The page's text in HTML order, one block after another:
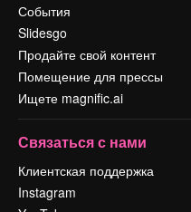
События
Slidesgo
Продайте свой контент
Помещение для прессы
Ищете magnific.ai
Связаться с нами
Клиентская поддержка
Instagram